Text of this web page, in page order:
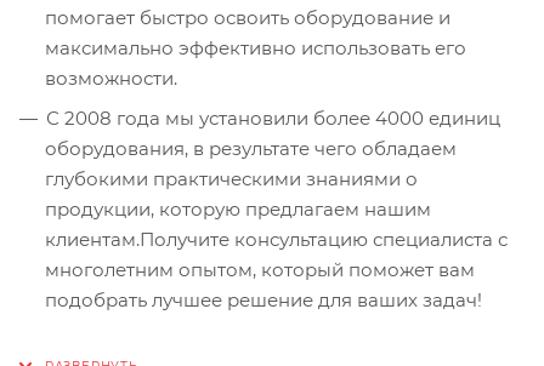
помогает быстро освоить оборудование и
максимально эффективно использовать его
возможности.
С 2008 года мы установили более 4000 единиц
оборудования, в результате чего обладаем
глубокими практическими знаниями о
продукции, которую предлагаем нашим
клиентам.Получите консультацию специалиста с
многолетним опытом, который поможет вам
подобрать лучшее решение для ваших задач!